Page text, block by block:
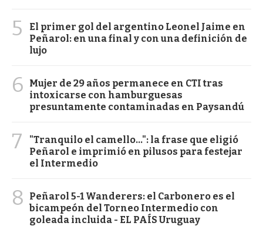
5
El primer gol del argentino Leonel Jaime en
Peñarol: en una final y con una definición de
lujo
6
Mujer de 29 años permanece en CTI tras
intoxicarse con hamburguesas
presuntamente contaminadas en Paysandú
7
"Tranquilo el camello...": la frase que eligió
Peñarol e imprimió en pilusos para festejar
el Intermedio
8
Peñarol 5-1 Wanderers: el Carbonero es el
bicampeón del Torneo Intermedio con
goleada incluida - EL PAÍS Uruguay